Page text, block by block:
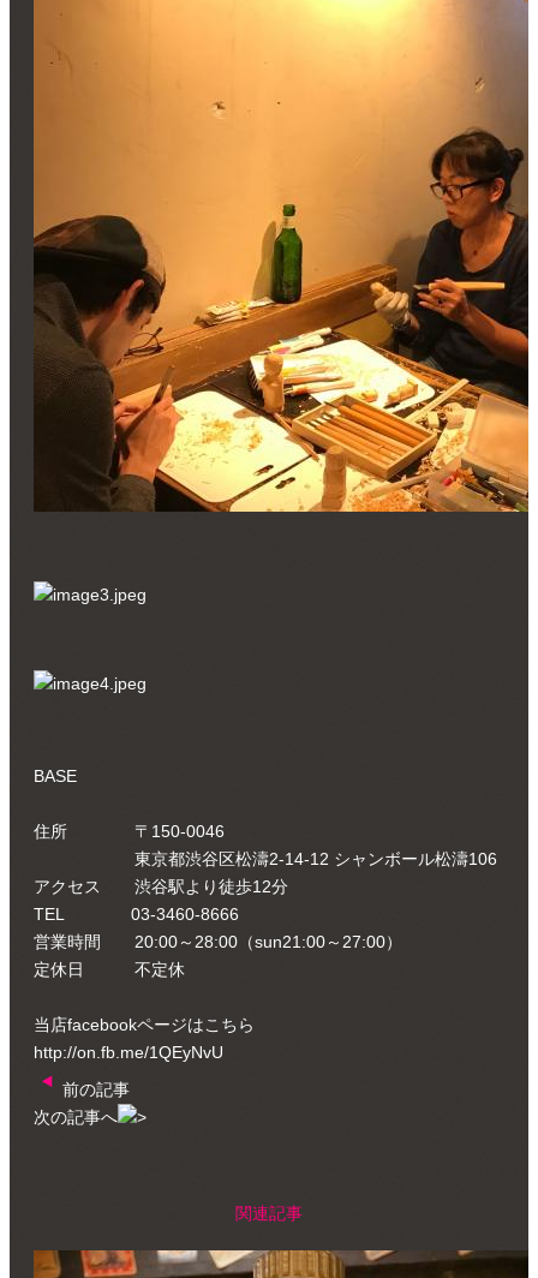
BASE
住所 〒150-0046
東京都渋谷区松濤2-14-12 シャンボール松濤106
アクセス 渋谷駅より徒歩12分
TEL 03-3460-8666
営業時間 20:00～28:00（sun21:00～27:00）
定休日 不定休
当店facebookページはこちら
http://on.fb.me/1QEyNvU
前の記事
次の記事へ
関連記事